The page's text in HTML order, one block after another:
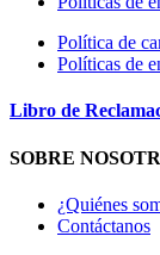
Política de
Políticas de
Libro de
SOBRE
¿Quiénes
Contáctanos